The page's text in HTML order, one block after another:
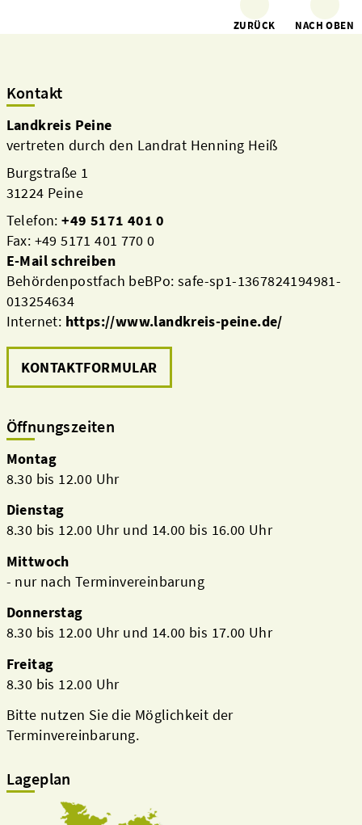
ZURÜCK NACH OBEN
Kontakt
Landkreis Peine
vertreten durch den Landrat Henning Heiß
Burgstraße 1
31224 Peine
Telefon:+49 5171 401 0
Fax: +49 5171 401 770 0
E-Mail schreiben
Behördenpostfach beBPo: safe-sp1-1367824194981-
013254634
Internet: https://www.landkreis-peine.de/
KONTAKTFORMULAR
Öffnungszeiten
Montag
8.30 bis 12.00 Uhr
Dienstag
8.30 bis 12.00 Uhr und 14.00 bis 16.00 Uhr
Mittwoch
- nur nach Terminvereinbarung
Donnerstag
8.30 bis 12.00 Uhr und 14.00 bis 17.00 Uhr
Freitag
8.30 bis 12.00 Uhr
Bitte nutzen Sie die Möglichkeit der
Terminvereinbarung.
Lageplan